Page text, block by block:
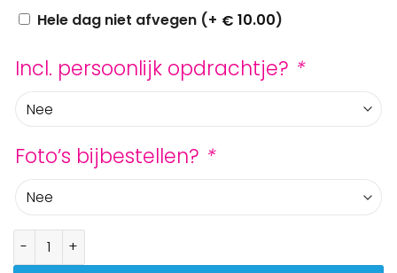
Hele dag niet afvegen (+ € 10.00)
Incl. persoonlijk opdrachtje? *
Foto’s bijbestellen? *
Gedragen broekje aantal